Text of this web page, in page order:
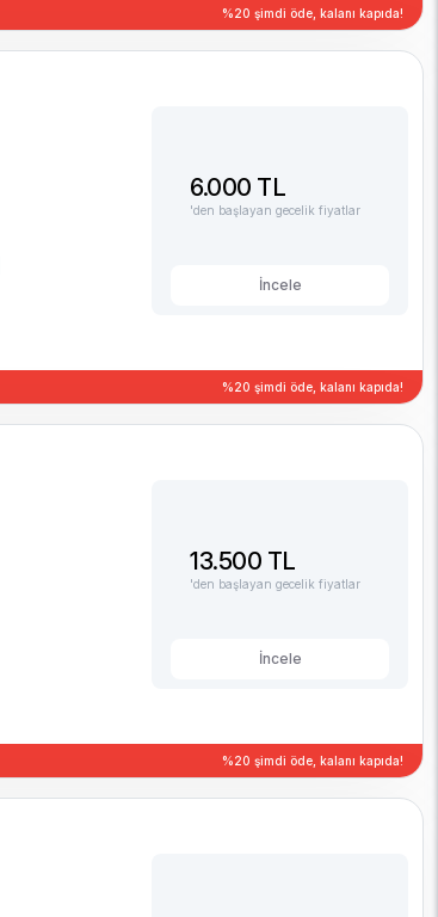
%20 şimdi öde, kalanı kapıda!
6.000 TL
'den başlayan gecelik fiyatlar
İncele
%20 şimdi öde, kalanı kapıda!
13.500 TL
'den başlayan gecelik fiyatlar
İncele
%20 şimdi öde, kalanı kapıda!